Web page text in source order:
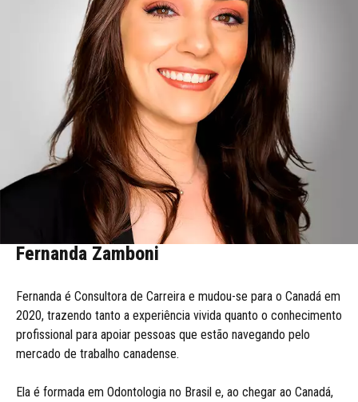
Fernanda Zamboni
Fernanda é Consultora de Carreira e mudou-se para o Canadá em
2020, trazendo tanto a experiência vivida quanto o conhecimento
profissional para apoiar pessoas que estão navegando pelo
mercado de trabalho canadense.
Ela é formada em Odontologia no Brasil e, ao chegar ao Canadá,